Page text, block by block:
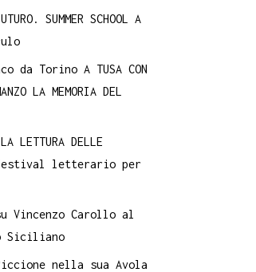
SUMMER SCHOOL A
da Torino A TUSA CON
LA MEMORIA DEL
LETTURA DELLE
Festival letterario per
Carollo al
Siciliano
nella sua Avola